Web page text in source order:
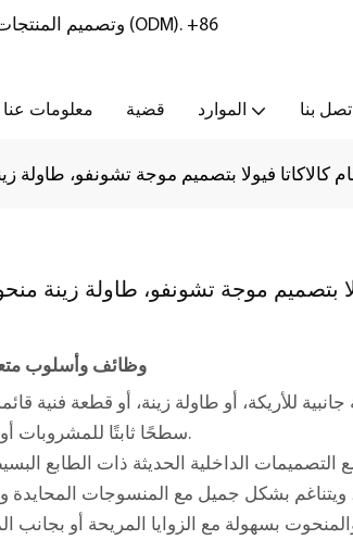
تشونفو - شركة تصنيع وتوريد أثاث من الحجر الطبيعي مع خدمات تصنيع المعدات الأصلية (OEM) وتصميم المنتجات الأصلية (ODM). +86
معلومات عنا قضية الموارد اتصل بنا
كالاكاتا فيولا بتصميم موجة تشونفو، طاولة
بتصميم موجة تشونفو، طاولة زينة
وظائف وأسلوب
للأريكة، أو طاولة زينة، أو قطعة فنية
سطحًا ثابتًا للمشروبات أو الديكور أو الكتب.
التصميمات الداخلية الحديثة ذات الطابع
بسهولة مع الزوايا المريحة أو بجانب